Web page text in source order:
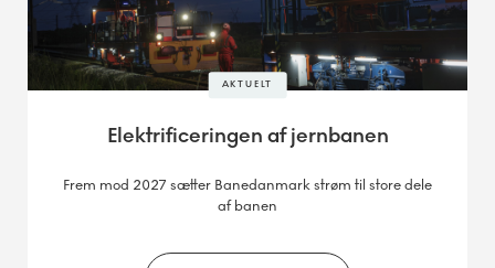
AKTUELT
Elektrificeringen af jernbanen
Frem mod 2027 sætter Banedanmark strøm til store dele
af banen